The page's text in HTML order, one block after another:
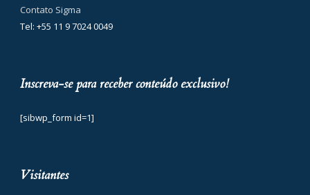
Contato Sigma
Tel: +55 11 9 7024 0049
Inscreva-se para receber conteúdo exclusivo!
[sibwp_form id=1]
Visitantes